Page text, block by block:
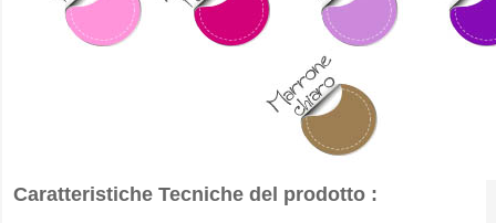
Caratteristiche Tecniche del prodotto :